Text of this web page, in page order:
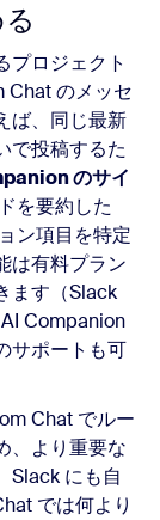
プロジェクト
Chat のメッセ
ば、同じ最新
で投稿するた
のサイ
を要約した
ン項目を特定
は有料プラン
ます（Slack
Companion
サポートも可
Chat でルー
、より重要な
Slack にも自
では何より